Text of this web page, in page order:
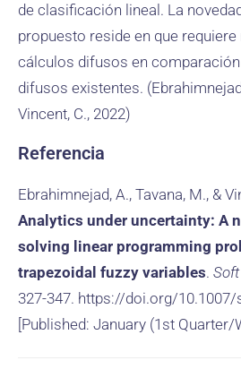
de clasificación lineal. La
propuesto reside en que
cálculos difusos en
difusos existentes.
Vincent, C., 2022)
Referencia
Ebrahimnejad, A., Tavana, M., &
Analytics under uncertainty: A
solving linear programming
trapezoidal fuzzy variables.
327-347. https://doi.org/10.1007/
[Published: January (1st Quarter/